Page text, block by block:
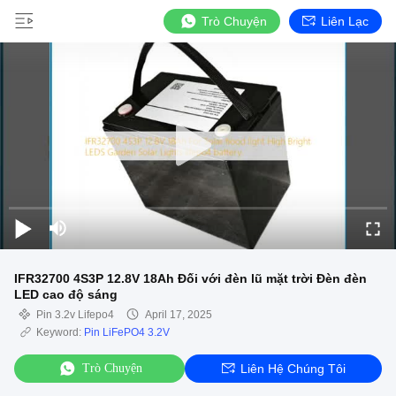
Trò Chuyện Liên Lạc
IFR32700 4S3P 12.8V 18Ah Đối với đèn lũ mặt trời Đèn đèn
LED cao độ sáng
Pin 3.2v Lifepo4
April 17, 2025
Keyword: Pin LiFePO4 3.2V
Trò Chuyện Liên Hệ Chúng Tôi